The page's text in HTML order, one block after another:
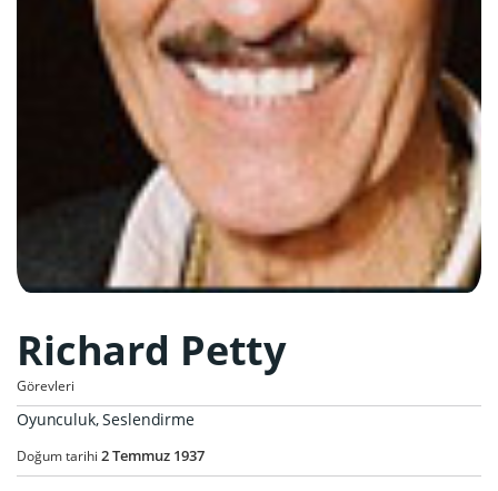
Richard Petty
Görevleri
Oyunculuk, Seslendirme
Doğum tarihi 2Temmuz 1937